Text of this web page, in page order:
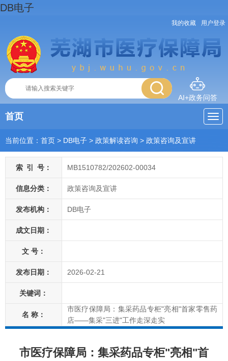
DB电子
我的收藏 用户登录
AI+政务问答
首页
当前位置： 首页 > DB电子 > 政策解读咨询 > 政策咨询及宣讲
索 引 号： MB1510782/202602-00034
信息分类： 政策咨询及宣讲
发布机构： DB电子
成文日期：
文 号：
发布日期： 2026-02-21
关键词：
名 称：
市医疗保障局：集采药品专柜"亮相"首家零售药
店——集采"三进"工作走深走实
市医疗保障局：集采药品专柜"亮相"首